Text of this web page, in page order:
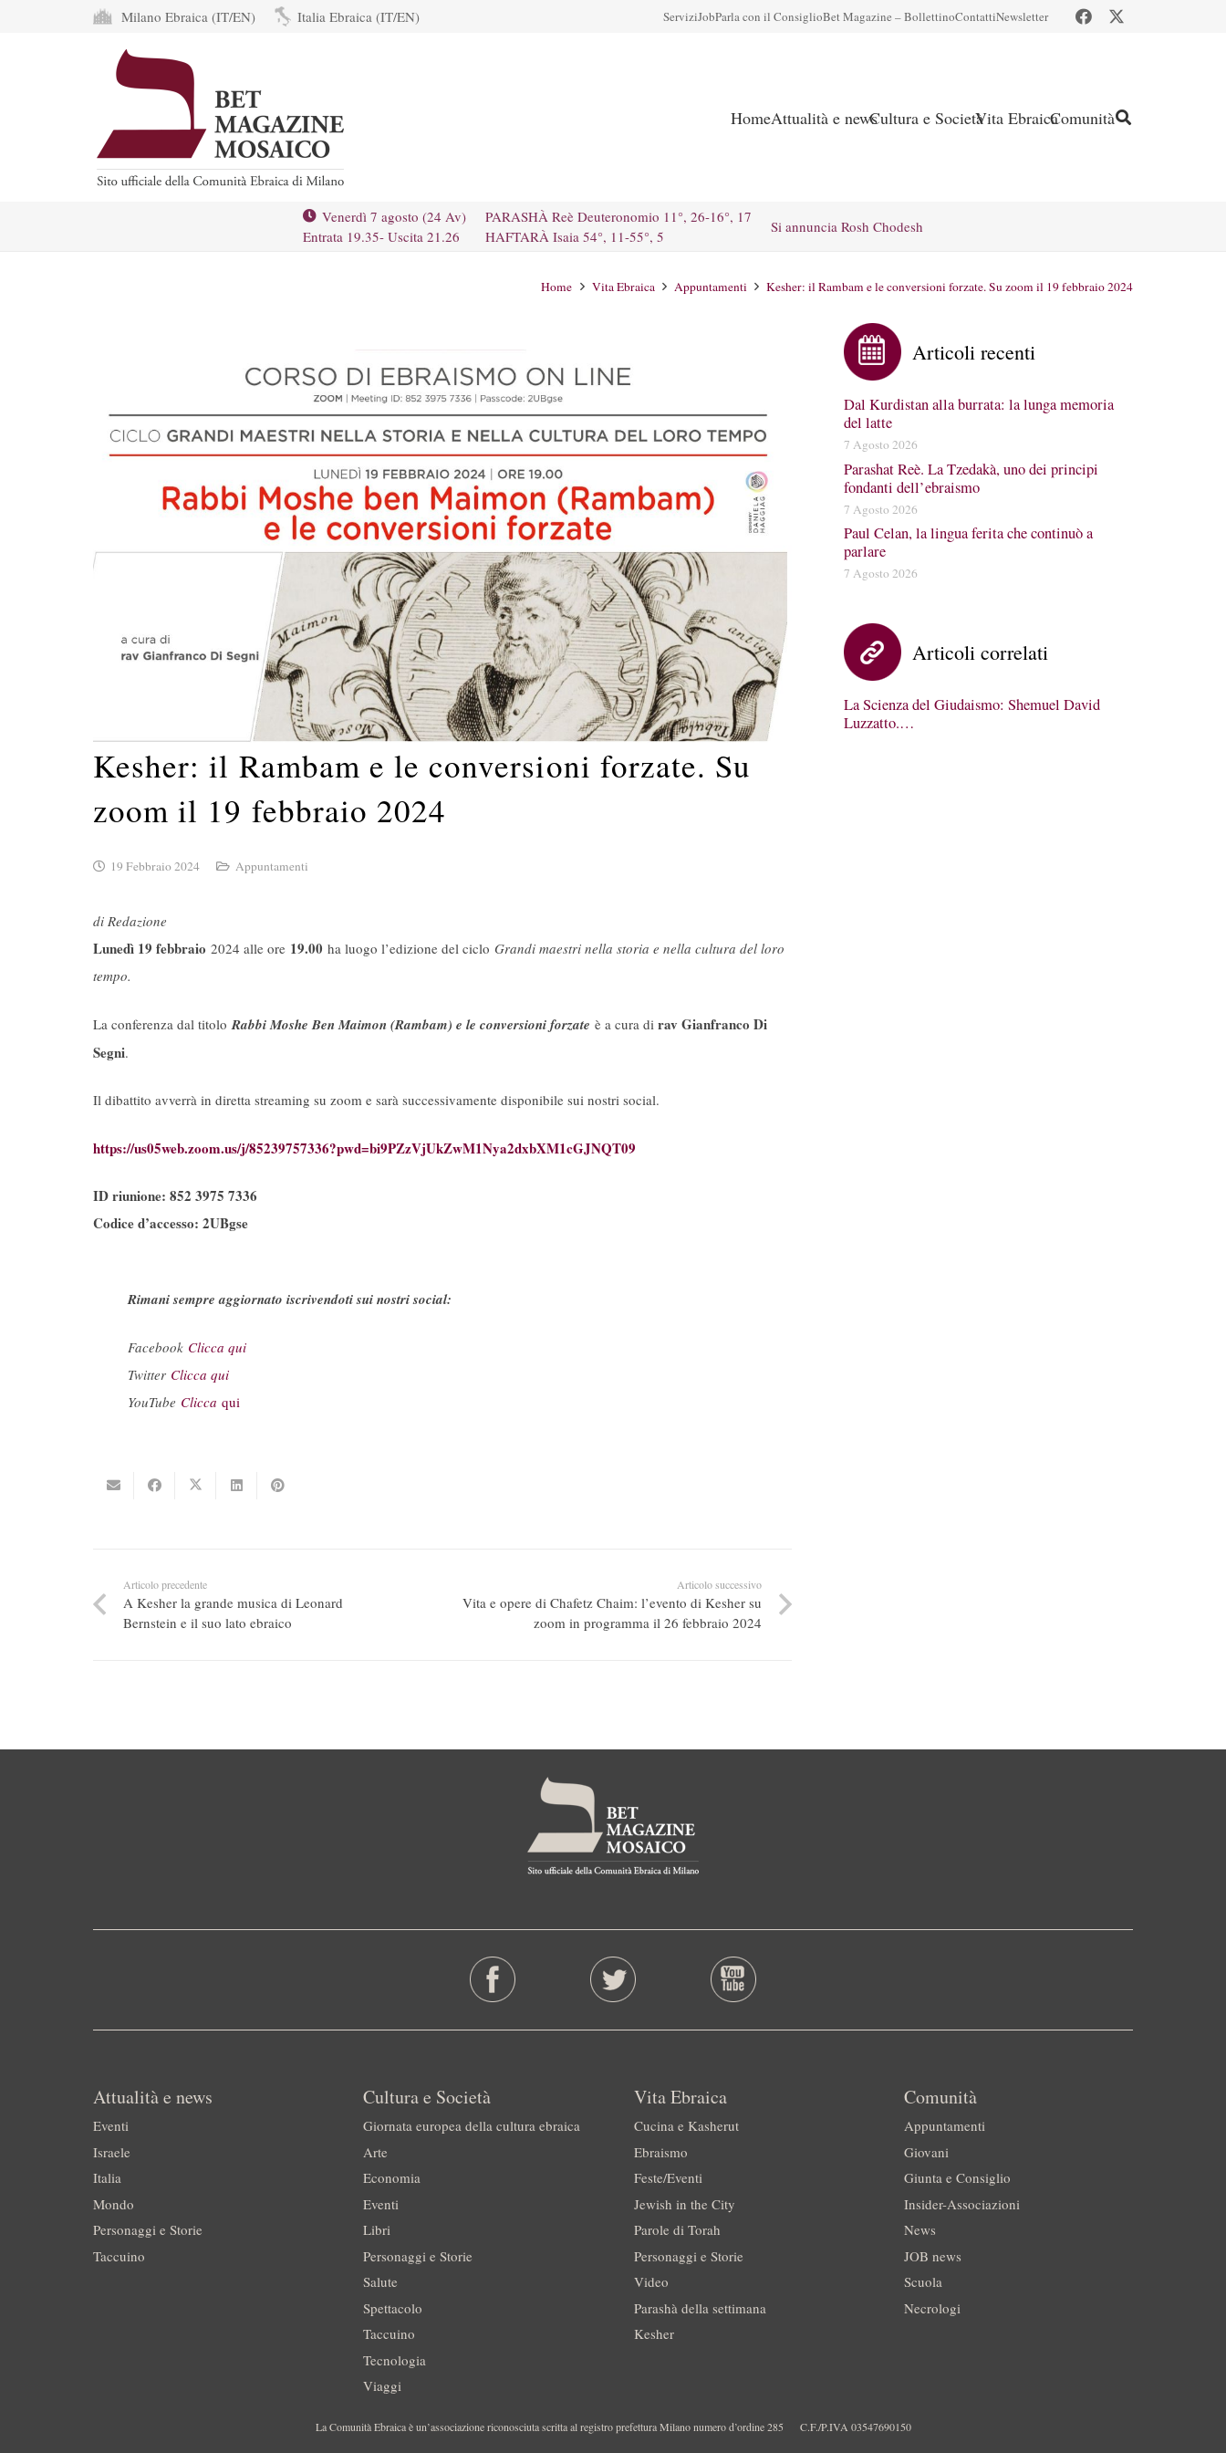
Milano Ebraica (IT/EN) Italia Ebraica (IT/EN) ServiziJobParla con il ConsiglioBet Magazine – BollettinoContattiNewsletter
HomeAttualità e newsCultura e SocietàVita EbraicaComunità
Venerdì 7 agosto (24 Av)
Entrata 19.35- Uscita 21.26
PARASHÀ Reè Deuteronomio 11°, 26-16°, 17
HAFTARÀ Isaia 54°, 11-55°, 5
Si annuncia Rosh Chodesh
Home Vita Ebraica Appuntamenti Kesher: il Rambam e le conversioni forzate. Su zoom il 19 febbraio 2024
Kesher: il Rambam e le conversioni forzate. Su
zoom il 19 febbraio 2024
19 Febbraio 2024 Appuntamenti
di Redazione
Lunedì 19 febbraio 2024 alle ore 19.00 ha luogo l’edizione del ciclo Grandi maestri nella storia e nella cultura del loro
tempo.
La conferenza dal titolo Rabbi Moshe Ben Maimon (Rambam) e le conversioni forzate è a cura di rav Gianfranco Di
Segni.
Il dibattito avverrà in diretta streaming su zoom e sarà successivamente disponibile sui nostri social.
https://us05web.zoom.us/j/85239757336?pwd=bi9PZzVjUkZwM1Nya2dxbXM1cGJNQT09
ID riunione: 852 3975 7336
Codice d’accesso: 2UBgse
Rimani sempre aggiornato iscrivendoti sui nostri social:
Facebook Clicca qui
Twitter Clicca qui
YouTube Clicca qui
Articolo precedente
A Kesher la grande musica di Leonard
Bernstein e il suo lato ebraico
Articolo successivo
Vita e opere di Chafetz Chaim: l’evento di Kesher su
zoom in programma il 26 febbraio 2024
Articoli recenti
Dal Kurdistan alla burrata: la lunga memoria
del latte
7 Agosto 2026
Parashat Reè. La Tzedakà, uno dei principi
fondanti dell’ebraismo
7 Agosto 2026
Paul Celan, la lingua ferita che continuò a
parlare
7 Agosto 2026
Articoli correlati
La Scienza del Giudaismo: Shemuel David
Luzzatto.…
Attualità e news
Eventi
Israele
Italia
Mondo
Personaggi e Storie
Taccuino
Cultura e Società
Giornata europea della cultura ebraica
Arte
Economia
Eventi
Libri
Personaggi e Storie
Salute
Spettacolo
Taccuino
Tecnologia
Viaggi
Vita Ebraica
Cucina e Kasherut
Ebraismo
Feste/Eventi
Jewish in the City
Parole di Torah
Personaggi e Storie
Video
Parashà della settimana
Kesher
Comunità
Appuntamenti
Giovani
Giunta e Consiglio
Insider-Associazioni
News
JOB news
Scuola
Necrologi
La Comunità Ebraica è un’associazione riconosciuta scritta al registro prefettura Milano numero d’ordine 285 C.F./P.IVA 03547690150